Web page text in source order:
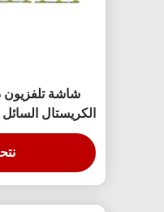
شاشة
BOE إل جي Hisense البديلة